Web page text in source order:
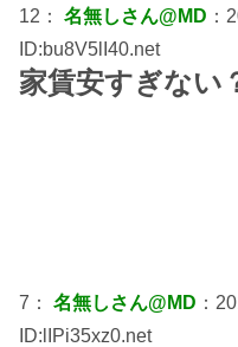
12： 名無しさん@MD ：
ID:bu8V5lI40.net
家賃安すぎない
7： 名無しさん@MD ：
ID:lIPi35xz0.net